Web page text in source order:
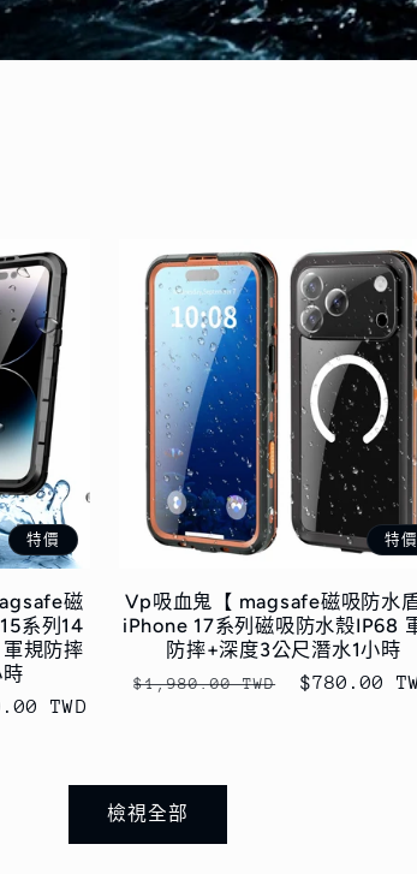
特價
磁
系列14
規防摔
TWD
特價
Vp吸血鬼【 magsafe磁吸防水
iPhone 17系列磁吸防水殼IP68
防摔+深度3公尺潛水1小時
定
$1,980.00 TWD
售
$780.00
檢視全部